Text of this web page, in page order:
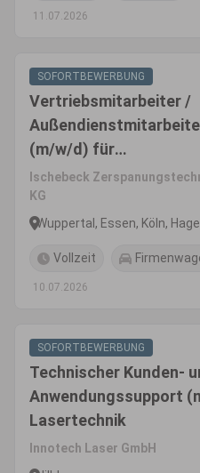
11.07.2026
SOFORTBEWERBUNG
Vertriebsmitarbeiter /
(m/w/d) für
Ischebeck
KG
Wuppertal, Essen, Köln,
Vollzeit
10.07.2026
SOFORTBEWERBUNG
Technischer Kunden-
Anwendungssupport
Lasertechnik
Innotech Laser GmbH